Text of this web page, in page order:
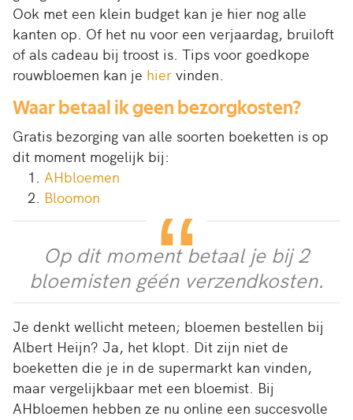
Ook met een klein budget kan je hier nog alle
kanten op. Of het nu voor een verjaardag, bruiloft
of als cadeau bij troost is. Tips voor goedkope
rouwbloemen kan je hier vinden.
Waar betaal ik geen bezorgkosten?
Gratis bezorging van alle soorten boeketten is op
dit moment mogelijk bij:
AHbloemen
Bloomon
Op dit moment betaal je bij 2
bloemisten géén verzendkosten.
Je denkt wellicht meteen; bloemen bestellen bij
Albert Heijn? Ja, het klopt. Dit zijn niet de
boeketten die je in de supermarkt kan vinden,
maar vergelijkbaar met een bloemist. Bij
AHbloemen hebben ze nu online een succesvolle